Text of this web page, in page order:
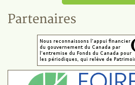
Partenaires